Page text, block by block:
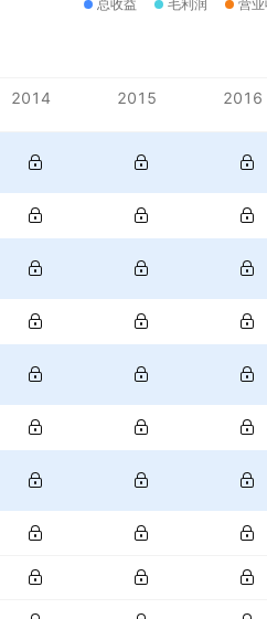
总收益 毛利润 营业
2014 2015 2016